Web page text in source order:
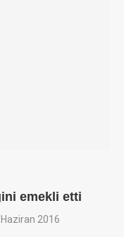
emekli etti
2016